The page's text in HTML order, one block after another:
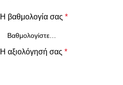
Η βαθμολογία σας *
Η αξιολόγησή σας *